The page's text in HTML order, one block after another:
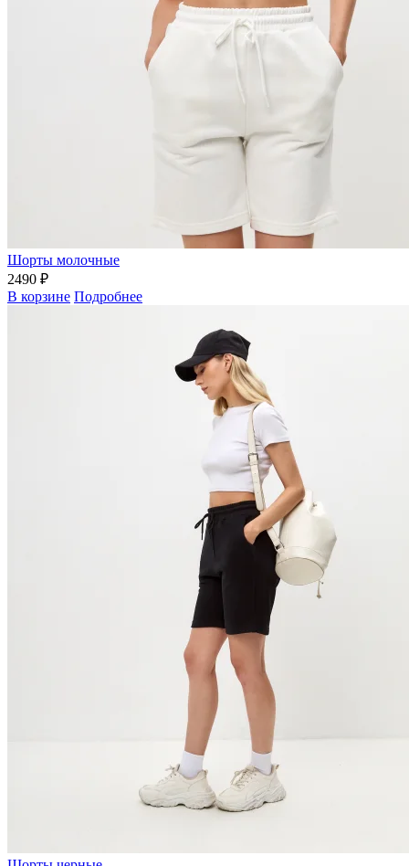
Шорты молочные
2490 ₽
В корзине Подробнее